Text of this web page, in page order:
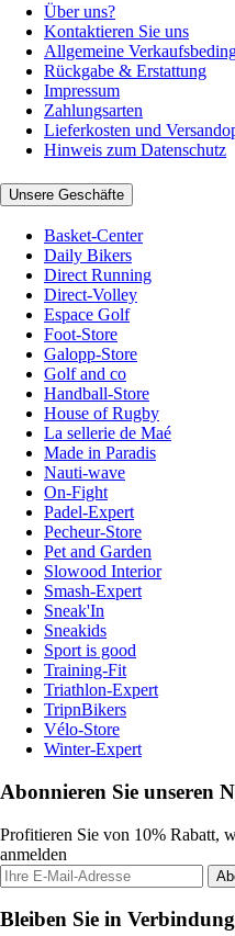
Über uns?
Kontaktieren Sie uns
Allgemeine
Rückgabe & Erstattung
Impressum
Zahlungsarten
Lieferkosten und
Hinweis zum Datenschutz
Unsere Geschäfte
Basket-Center
Daily Bikers
Direct Running
Direct-Volley
Espace Golf
Foot-Store
Galopp-Store
Golf and co
Handball-Store
House of Rugby
La sellerie de Maé
Made in Paradis
Nauti-wave
On-Fight
Padel-Expert
Pecheur-Store
Pet and Garden
Slowood Interior
Smash-Expert
Sneak'In
Sneakids
Sport is good
Training-Fit
Triathlon-Expert
TripnBikers
Vélo-Store
Winter-Expert
Abonnieren Sie unseren
Profitieren Sie von 10% Rabatt,
anmelden
Bleiben Sie in Verbindung